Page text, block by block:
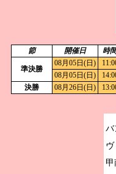
節 開催日 時
準決勝
08月05日(日)
08月05日(日)
決勝
08月26日(日)
バ